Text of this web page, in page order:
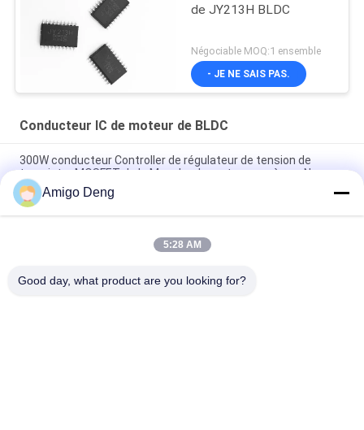
de JY213H BLDC
Négociable MOQ:1 ensemble
- JE NE SAIS PAS.
Conducteur IC de moteur de BLDC
300W conducteur Controller de régulateur de tension de
transistor MOSFET de la Manche du moteur pas à pas N
Conducteur Ic By Overload de moteur de SPWM Sensorless
Bldc bloquant la protection
Règlement sans brosse de couple d'Ic With Starting de
Amigo Deng
5:28 AM
Good day, what product are you looking for?